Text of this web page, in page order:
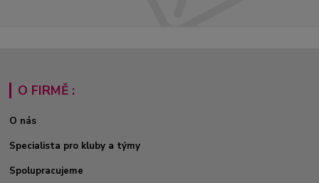
O FIRMĚ :
O nás
Specialista pro kluby a týmy
Spolupracujeme